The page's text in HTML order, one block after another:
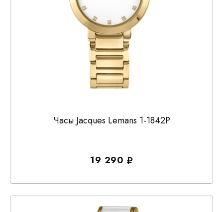
Часы Jacques Lemans 1-1842P
19 290